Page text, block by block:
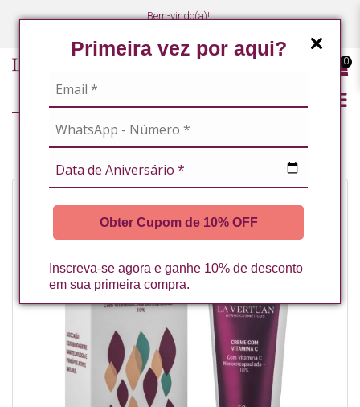
Primeira vez por aqui?
Obter Cupom de 10% OFF
Inscreva-se agora e ganhe 10% de desconto
em sua primeira compra.
Bem-vindo(a)!
0